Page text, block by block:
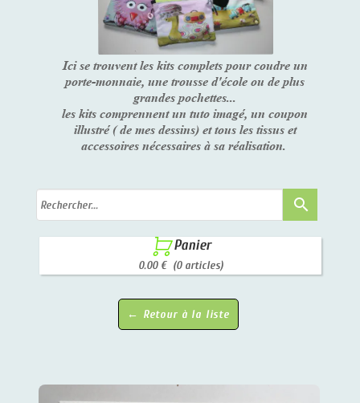
Ici se trouvent les kits complets pour coudre un
porte-monnaie, une trousse d'école ou de plus
grandes pochettes...
les kits comprennent un tuto imagé, un coupon
illustré ( de mes dessins) et tous les tissus et
accessoires nécessaires à sa réalisation.
search
 Panier
0.00 € (0 articles)
← Retour à la liste